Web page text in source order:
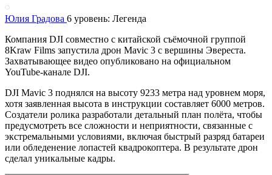
Юлия Градова 6 уровень: Легенда
Компания DJI совместно с китайской съёмочной группой
8Kraw Films запустила дрон Mavic 3 с вершины Эвереста.
Захватывающее видео опубликовано на официальном
YouTube-канале DJI.
DJI Mavic 3 поднялся на высоту 9233 метра над уровнем моря,
хотя заявленная высота в инструкции составляет 6000 метров.
Создатели ролика разработали детальный план полёта, чтобы
предусмотреть все сложности и неприятности, связанные с
экстремальными условиями, включая быстрый разряд батареи
или обледенение лопастей квадрокоптера. В результате дрон
сделал уникальные кадры.